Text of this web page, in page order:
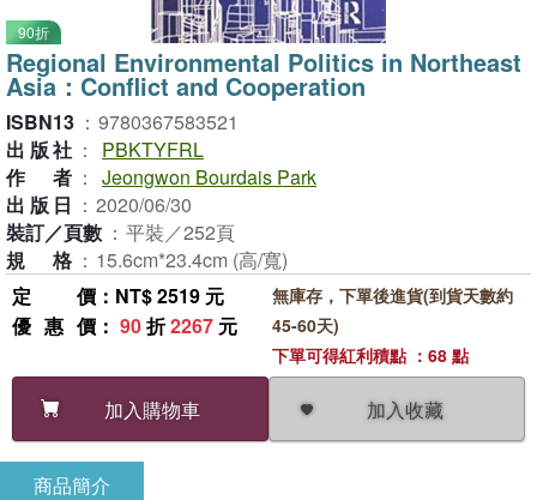
90折
Regional Environmental Politics in Northeast
Asia：Conflict and Cooperation
ISBN13 ： 9780367583521
出版社 ：
PBKTYFRL
作者 ： Jeongwon Bourdais Park
出版日 ： 2020/06/30
裝訂／頁數 ： 平裝／252頁
規格 ： 15.6cm*23.4cm (高/寬)
定價 ：NT$ 2519 元
優惠價 ： 90折2267 元
加入購物車 加入收藏
無庫存，下單後進貨(到貨天數約
45-60天)
下單可得紅利積點 ：68 點
商品簡介